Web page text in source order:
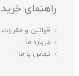
راهنمای خرید
قوانین و مقررات
درباره ما
تماس با ما